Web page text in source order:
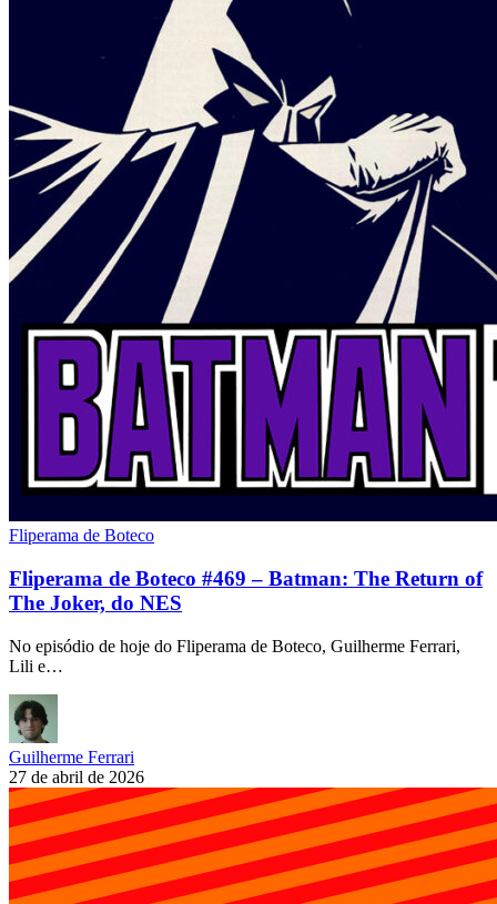
Fliperama de Boteco
Fliperama de Boteco #469 – Batman: The Return of
The Joker, do NES
No episódio de hoje do Fliperama de Boteco, Guilherme Ferrari,
Lili e…
Guilherme Ferrari
27 de abril de 2026